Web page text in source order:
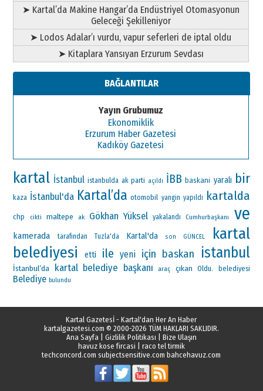
➤ Kartal’da Makine Hangar’da Endüstriyel Otomasyonun
Geleceği Şekilleniyor
➤ Lodos Adalar’ı vurdu, vapur seferleri de iptal oldu
➤ Kitaplara Yansıyan Erzurum Sevdası
BAĞLANTILAR
Yayın Grubumuz
Ekonomiklik
Erzurum Haber Gazetesi
Kadıköy Gazetesi
kartal İstanbul istanbulda ak parti açıldı İBB baskani yaralı bir
kaza İstanbul'da Kartal’da otomobil yangin yapıldı kartalda
chp cikti maltepe ak Gökhan Yüksel yakalandı Cumhurbaşkanı ve
kamerada tarafından Tuzla'da Kartal'da son GÜNCEL
kartal
belediyesi
etti ile yeni için baskan istanbul
İstanbul’da kartal belediye başkanı araç çıkan Oldu. belediyesi
Belediye bulundu
Kartal Gazetesİ - Kartal'dan Her An Haber
kartalgazetesi.com © 2000-2026 TÜM HAKLARI SAKLIDIR.
Ana Sayfa
Gizlilik Politikası
Bize Ulaşın
havuz kose fircasi
raco tel tirmik
techconcord.com subjectsensitive.com bahcehavuz.com